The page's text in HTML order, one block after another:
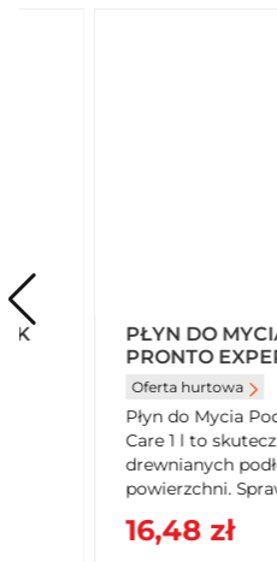
PŁYN DO MYCIA
PRONTO EXPERT
Oferta hurtowa
Płyn do Mycia Podłóg
Care 1 l to skuteczny
drewnianych podłóg bez
powierzchni. Sprawdź
16,48 zł